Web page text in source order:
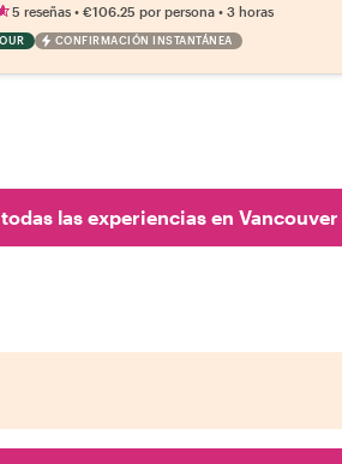
5 reseñas •€106.25 por persona •3 horas
CONFIRMACIÓN INSTANTÁNEA
las experiencias en Vancouver